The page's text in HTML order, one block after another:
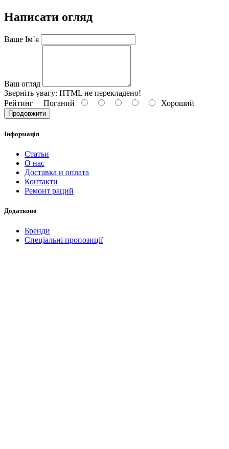
Написати огляд
Ваше Ім`я
Ваш огляд
Зверніть увагу: HTML не перекладено!
Рейтинг Поганий Хороший
Продовжити
Інформація
Статьи
О нас
Доставка и оплата
Контакти
Ремонт раций
Додатково
Бренди
Спеціальні пропозиції